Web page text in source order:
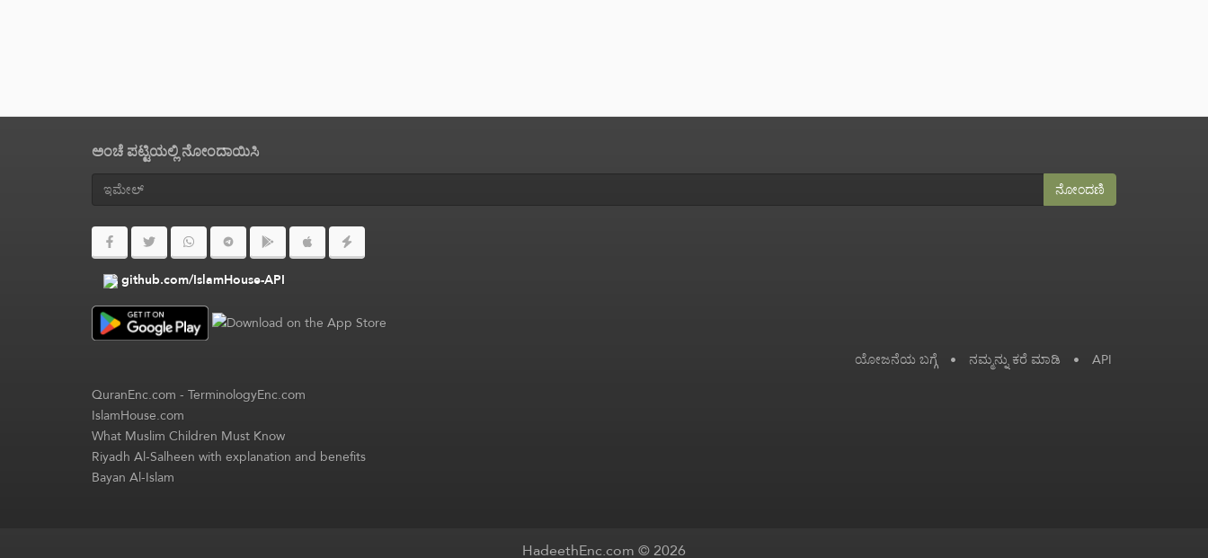
ಅಂಚೆ ಪಟ್ಟಿಯಲ್ಲಿ ನೋಂದಾಯಿಸಿ
ನೋಂದಣಿ
github.com/IslamHouse-API
ಯೋಜನೆಯ ಬಗ್ಗೆ • ನಮ್ಮನ್ನು ಕರೆ ಮಾಡಿ • API
QuranEnc.com-TerminologyEnc.com
IslamHouse.com
What Muslim Children Must Know
Riyadh Al-Salheen with explanation and benefits
Bayan Al-Islam
HadeethEnc.com © 2026